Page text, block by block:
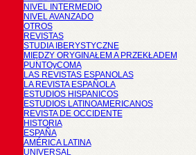
NIVEL INTERMEDIO
NIVEL AVANZADO
OTROS
REVISTAS
STUDIA IBERYSTYCZNE
MIĘDZY ORYGINAŁEM A PRZEKŁADEM
PUNTOyCOMA
LAS REVISTAS ESPANOLAS
LA REVISTA ESPAÑOLA
ESTUDIOS HISPANICOS
ESTUDIOS LATINOAMERICANOS
REVISTA DE OCCIDENTE
HISTORIA
ESPAÑA
AMÉRICA LATINA
UNIVERSAL